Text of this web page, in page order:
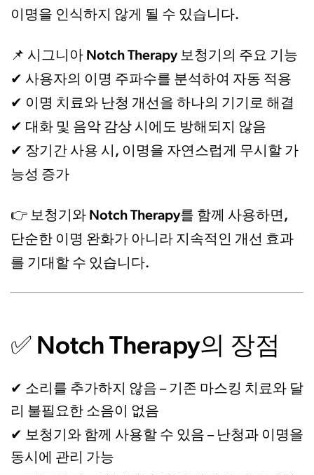
이명을 인식하지 않게 될 수 있습니다.
📌 시그니아 Notch Therapy 보청기의 주요 기능
✔ 사용자의 이명 주파수를 분석하여 자동 적용
✔ 이명 치료와 난청 개선을 하나의 기기로 해결
✔ 대화 및 음악 감상 시에도 방해되지 않음
✔ 장기간 사용 시, 이명을 자연스럽게 무시할 가
능성 증가
👉 보청기와 Notch Therapy를 함께 사용하면,
단순한 이명 완화가 아니라 지속적인 개선 효과
를 기대할 수 있습니다.
✅ Notch Therapy의 장점
✔ 소리를 추가하지 않음 – 기존 마스킹 치료와 달
리 불필요한 소음이 없음
✔ 보청기와 함께 사용할 수 있음 – 난청과 이명을
동시에 관리 가능